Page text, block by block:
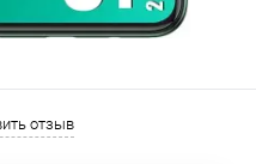
отзыв
02-51